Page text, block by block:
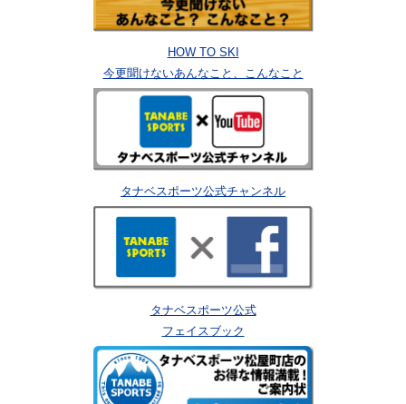
HOW TO SKI
今更聞けないあんなこと、こんなこと
タナベスポーツ公式チャンネル
タナベスポーツ公式
フェイスブック